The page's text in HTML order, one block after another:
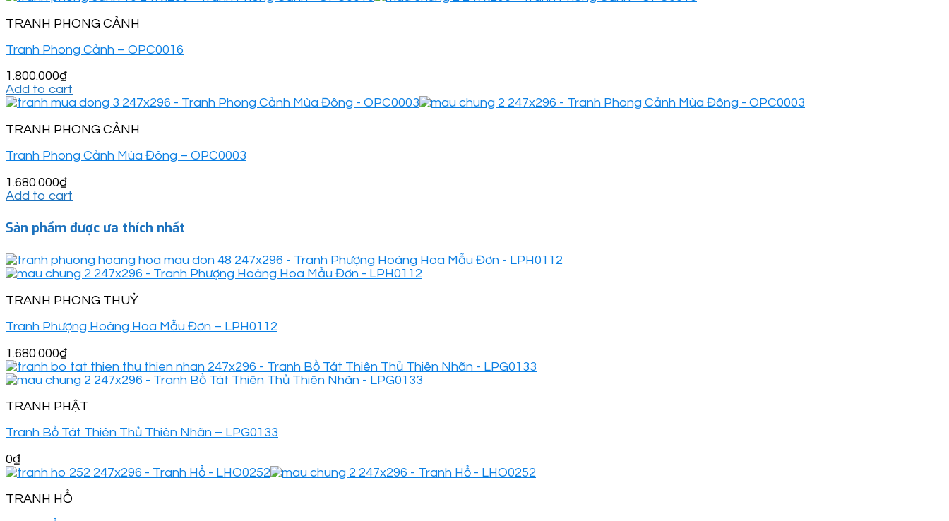
TRANH PHONG CẢNH
Tranh Phong Cảnh – OPC0016
1.800.000₫
Add to cart
TRANH PHONG CẢNH
Tranh Phong Cảnh Mùa Đông – OPC0003
1.680.000₫
Add to cart
Sản phẩm được ưa thích nhất
TRANH PHONG THUỶ
Tranh Phượng Hoàng Hoa Mẫu Đơn – LPH0112
1.680.000₫
TRANH PHẬT
Tranh Bồ Tát Thiên Thủ Thiên Nhãn – LPG0133
0₫
TRANH HỔ